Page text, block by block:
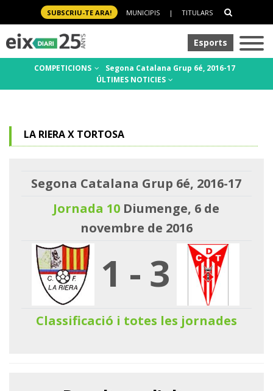
SUBSCRIU-TE ARA! MUNICIPIS | TITULARS
Esports
COMPETICIONS
Segona Catalana Grup 6é, 2016-17
ÚLTIMES NOTICIES
LA RIERA X TORTOSA
Segona Catalana Grup 6é, 2016-17
Jornada 10 Diumenge, 6 de
novembre de 2016
1 - 3
Classificació i totes les jornades